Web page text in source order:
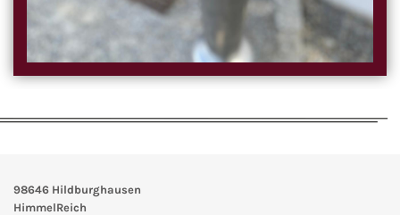
98646 Hildburghausen
HimmelReich